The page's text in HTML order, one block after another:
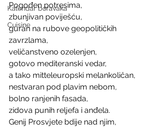
Kalendar boravaka
Cuisine
Pogođen potresima,
zbunjivan poviješću,
guran na rubove geopolitičkih
zavrzlama,
veličanstveno ozelenjen,
gotovo mediteranski vedar,
a tako mitteleuropski melankoličan,
nestvaran pod plavim nebom,
bolno ranjenih fasada,
zidova punih reljefa i anđela.
Genij Prosvjete bdije nad njim,